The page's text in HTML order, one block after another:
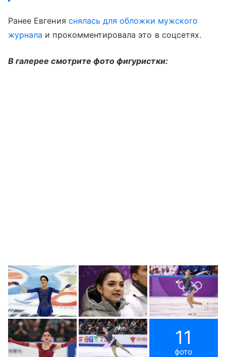
Ранее Евгения снялась для обложки мужского
журнала и прокомментировала это в соцсетях.
В галерее смотрите фото фигуристки:
11
фото